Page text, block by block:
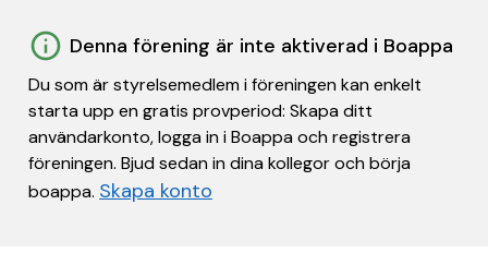
Denna förening är inte aktiverad i Boappa
Du som är styrelsemedlem i föreningen kan enkelt
starta upp en gratis provperiod: Skapa ditt
användarkonto, logga in i Boappa och registrera
föreningen. Bjud sedan in dina kollegor och börja
boappa. Skapa konto